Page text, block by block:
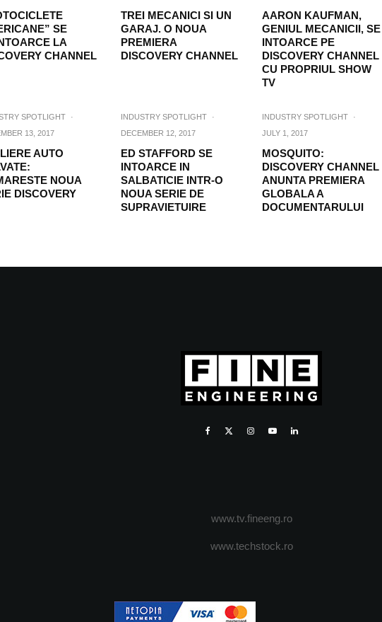
SE
LA
CHANNEL
TREI MECANICI SI UN
GARAJ. O NOUA
PREMIERA
DISCOVERY CHANNEL
AARON KAUFMAN,
GENIUL MECANICII, SE
INTOARCE PE
DISCOVERY CHANNEL
CU PROPRIUL SHOW
TV
SPOTLIGHT
·
13, 2017
AUTO
NOUA
DISCOVERY
INDUSTRY SPOTLIGHT
·
DECEMBER 12, 2017
ED STAFFORD SE
INTOARCE IN
SALBATICIE INTR-O
NOUA SERIE DE
SUPRAVIETUIRE
INDUSTRY SPOTLIGHT
·
JULY 1, 2017
MOSQUITO:
DISCOVERY CHANNEL
ANUNTA PREMIERA
GLOBALA A
DOCUMENTARULUI
www.tv.fineeng.ro
www.techstock.ro